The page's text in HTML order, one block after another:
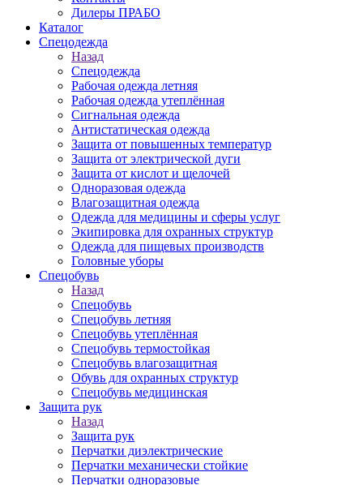
Дилеры ПРАБО
Каталог
Спецодежда
Назад
Спецодежда
Рабочая одежда летняя
Рабочая одежда утеплённая
Сигнальная одежда
Антистатическая одежда
Защита от повышенных температур
Защита от электрической дуги
Защита от кислот и щелочей
Одноразовая одежда
Влагозащитная одежда
Одежда для медицины и сферы услуг
Экипировка для охранных структур
Одежда для пищевых производств
Головные уборы
Спецобувь
Назад
Спецобувь
Спецобувь летняя
Спецобувь утеплённая
Спецобувь термостойкая
Спецобувь влагозащитная
Обувь для охранных структур
Спецобувь медицинская
Защита рук
Назад
Защита рук
Перчатки диэлектрические
Перчатки механически стойкие
Перчатки одноразовые